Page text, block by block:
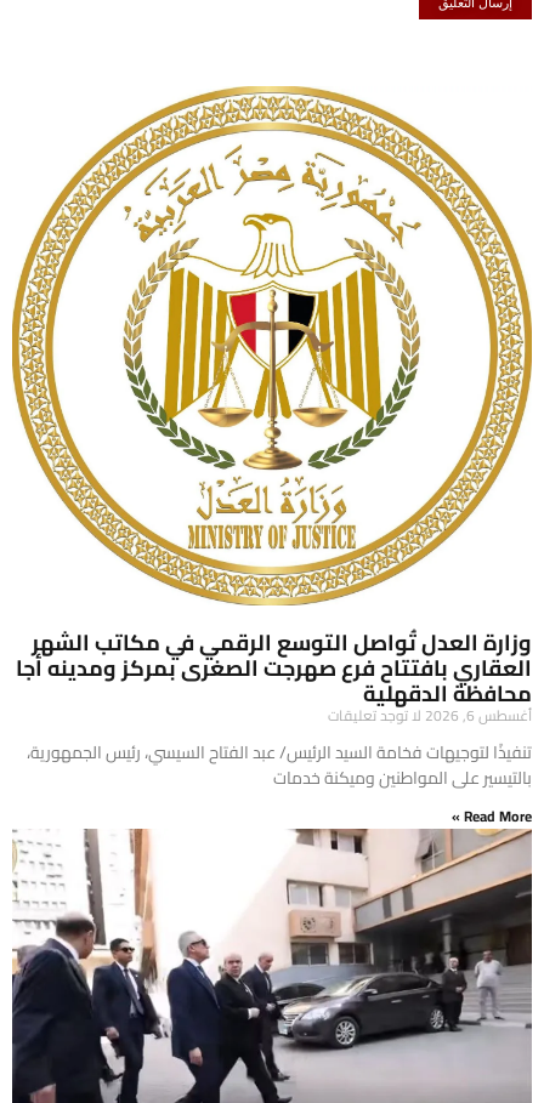
وزارة العدل تُواصل التوسع الرقمي في مكاتب الشهر
العقاري بافتتاح فرع صهرجت الصغرى بمركز ومدينه أجا
محافظة الدقهلية
أغسطس 6, 2026 لا توجد تعليقات
تنفيذًا لتوجيهات فخامة السيد الرئيس/ عبد الفتاح السيسي، رئيس الجمهورية،
بالتيسير على المواطنين وميكنة خدمات
Read More »